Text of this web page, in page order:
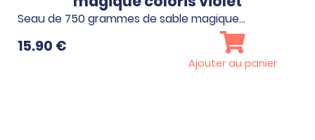
Seau de 750 grammes de sable magique…
15.90 €
Ajouter au panier